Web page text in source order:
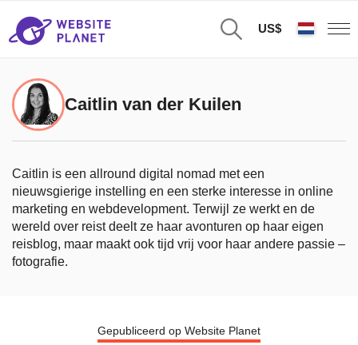
US$
Caitlin van der Kuilen
Caitlin is een allround digital nomad met een
nieuwsgierige instelling en een sterke interesse in online
marketing en webdevelopment. Terwijl ze werkt en de
wereld over reist deelt ze haar avonturen op haar eigen
reisblog, maar maakt ook tijd vrij voor haar andere passie –
fotografie.
Gepubliceerd op Website Planet